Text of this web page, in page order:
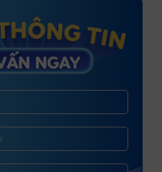
Mặt nhỏ nên để mái gì? 8 kiểu
tóc nên thử 1 lần
có những đặc điểm gì?